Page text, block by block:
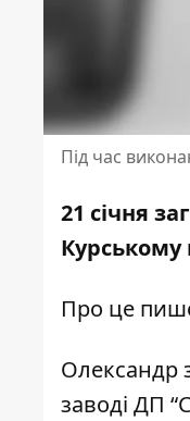
Під час
21 січня
Курському
Про це
Олександр
заводі ДП